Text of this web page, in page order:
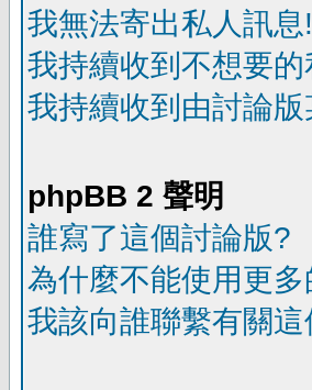
我無法寄出私人訊息!
我持續收到不想要
我持續收到由討論
phpBB 2 聲明
誰寫了這個討論版?
為什麼不能使用更
我該向誰聯繫有關